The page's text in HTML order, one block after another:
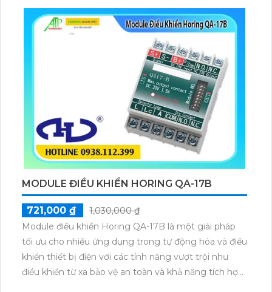
kết nối và giám sát đồng thời nhiều thiết bị báo cháy
từ nhiều khu vực khác nhau muốn đảm bảo sự an
toàn tối đa cho con người và tài sản.
MODULE ĐIỀU KHIỂN HORING QA-17B
721,000 ₫
1,030,000 ₫
Module điều khiển Horing QA-17B là một giải pháp
tối ưu cho nhiều ứng dụng trong tự động hóa và điều
khiển thiết bị điện với các tính năng vượt trội như
điều khiển từ xa bảo vệ an toàn và khả năng tích hợp